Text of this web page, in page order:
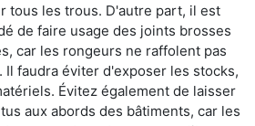
tous les trous. D'autre part, il est
de faire usage des joints brosses
car les rongeurs ne raffolent pas
Il faudra éviter d'exposer les stocks,
Évitez également de laisser
aux abords des bâtiments, car les